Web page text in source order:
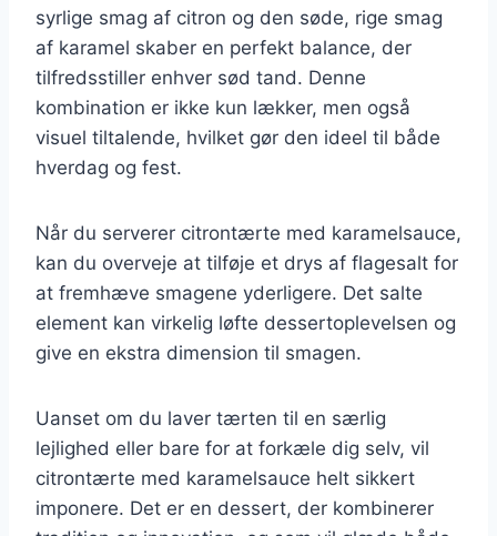
syrlige smag af citron og den søde, rige smag
af karamel skaber en perfekt balance, der
tilfredsstiller enhver sød tand. Denne
kombination er ikke kun lækker, men også
visuel tiltalende, hvilket gør den ideel til både
hverdag og fest.
Når du serverer citrontærte med karamelsauce,
kan du overveje at tilføje et drys af flagesalt for
at fremhæve smagene yderligere. Det salte
element kan virkelig løfte dessertoplevelsen og
give en ekstra dimension til smagen.
Uanset om du laver tærten til en særlig
lejlighed eller bare for at forkæle dig selv, vil
citrontærte med karamelsauce helt sikkert
imponere. Det er en dessert, der kombinerer